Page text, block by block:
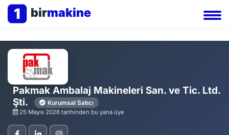
1 birmakine
Pakmak Ambalaj Makineleri San. ve Tic. Ltd.
Şti.
Kurumsal Satıcı
25 Mayıs 2026 tarihinden bu yana üye